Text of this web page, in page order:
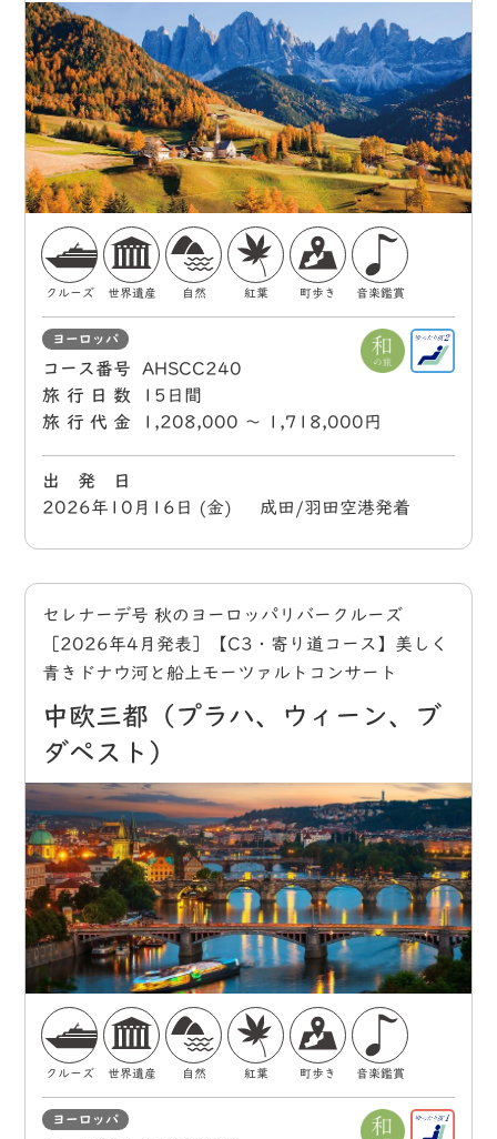
クルーズ 世界遺産 自然 紅葉 町歩き 音楽鑑賞
ヨーロッパ
コース番号
AHSCC240
旅行日数
15日間
旅行代金
1,208,000 〜 1,718,000円
出 発 日
2026年10月16日 (金) 成田/羽田空港発着
セレナーデ号 秋のヨーロッパリバークルーズ
［2026年4月発表］【C3・寄り道コース】美しく
青きドナウ河と船上モーツァルトコンサート
中欧三都（プラハ、ウィーン、ブ
ダペスト）
クルーズ 世界遺産 自然 紅葉 町歩き 音楽鑑賞
ヨーロッパ